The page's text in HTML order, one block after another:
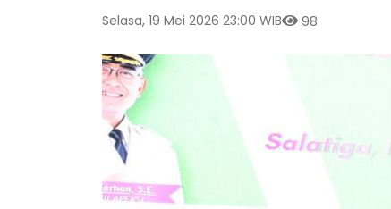
Selasa, 19 Mei 2026 23:00 WIB 98